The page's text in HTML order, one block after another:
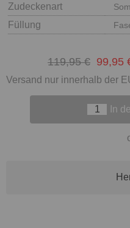
Zudeckenart
Füllung
119,95 € 99,95
Versand nur innerhalb der
In